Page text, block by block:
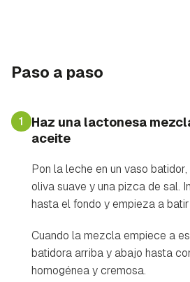
Paso a paso
1
Haz una lactonesa
aceite
Pon la leche en un vaso
oliva suave y una pizca de sal.
hasta el fondo y empieza a
Cuando la mezcla empiece a
batidora arriba y abajo hasta
homogénea y cremosa.